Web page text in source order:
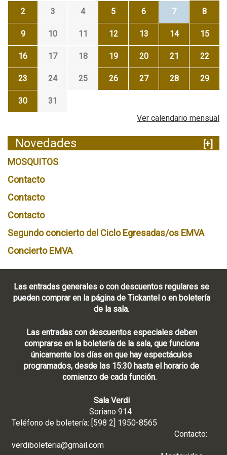
2 3 4 5 6 7 8
9 10 11 12 13 14 15
16 17 18 19 20 21 22
23 24 25 26 27 28 29
30
31
Ver calendario mensual
Novedades
[+]
MOSQUITOS
Contacto
Contacto
Contacto
Segundo concierto del Ciclo Egresadas/os EMVA
Concierto EMVA
Las entradas generales o con descuentos regulares se
pueden comprar en la página de Tickantel o en boletería
de la sala.
Las entradas con descuentos especiales deben
comprarse en la boletería de la sala, que funciona
únicamente los días en que hay espectáculos
programados, desde las 15:30 hasta el horario de
comienzo de cada función.
Sala Verdi
Soriano 914
Teléfono de boletería: [598 2] 1950-8565
Contacto:
verdiboleteria@gmail.com